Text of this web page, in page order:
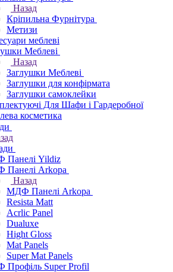
Назад
Кріпильна Фурнітура
Метизи
меблеві
Меблеві
Назад
Заглушки Меблеві
Заглушки для конфірмата
Заглушки самоклейки
Для Шафи і Гардеробної
косметика
Yildiz
Arkopa
Назад
МДФ Панелі Arkopa
Resista Matt
Acrlic Panel
Dualuxe
Hight Gloss
Mat Panels
Super Mat Panels
Super Profil